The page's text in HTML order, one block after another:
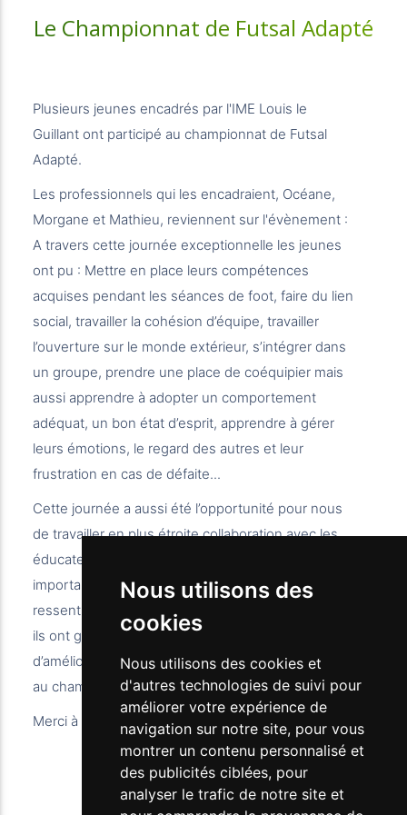
Nous utilisons des
cookies
Nous utilisons des cookies et
d'autres technologies de suivi pour
améliorer votre expérience de
navigation sur notre site, pour vous
montrer un contenu personnalisé et
des publicités ciblées, pour
analyser le trafic de notre site et
Le Championnat de Futsal Adapté
Plusieurs jeunes encadrés par l'IME Louis le
Guillant ont participé au championnat de Futsal
Adapté.
Les professionnels qui les encadraient, Océane,
Morgane et Mathieu, reviennent sur l'évènement :
A travers cette journée exceptionnelle les jeunes
ont pu : Mettre en place leurs compétences
acquises pendant les séances de foot, faire du lien
social, travailler la cohésion d’équipe, travailler
l’ouverture sur le monde extérieur, s’intégrer dans
un groupe, prendre une place de coéquipier mais
aussi apprendre à adopter un comportement
adéquat, un bon état d’esprit, apprendre à gérer
leurs émotions, le regard des autres et leur
frustration en cas de défaite...
Cette journée a aussi été l’opportunité pour nous
de travailler en plus étroite collaboration avec les
éducateurs partenaires de cette activité si
importante aux yeux des jeunes, de partager nos
ressentis au sujet des jeunes, de la manière dont
ils ont géré cette journée et de trouver des points
d’amélioration pour nos prochaines participations
au championnat.
Merci à eux !